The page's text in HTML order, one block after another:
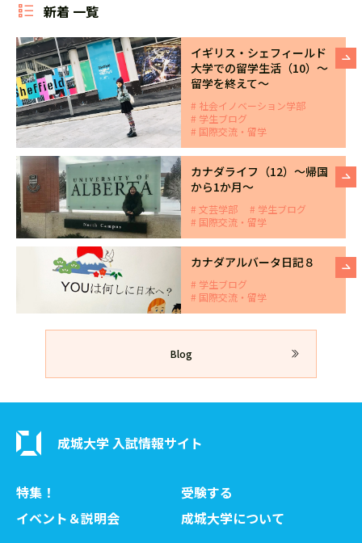
新着 一覧
イギリス・シェフィールド
大学での留学生活（10）～
留学を終えて～
社会イノベーション学部
学生ブログ
国際交流・留学
カナダライフ（12）～帰国
から1か月～
文芸学部
学生ブログ
国際交流・留学
カナダアルバータ日記８
学生ブログ
国際交流・留学
Blog
成城大学 入試情報サイト
特集！
受験する
イベント＆説明会
成城大学について